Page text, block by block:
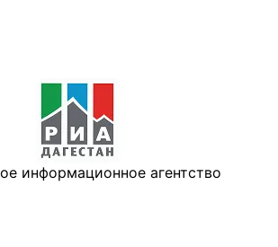
информационное агентство